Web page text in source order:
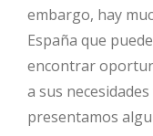
embargo, hay
España que
encontrar
a sus
presentamos